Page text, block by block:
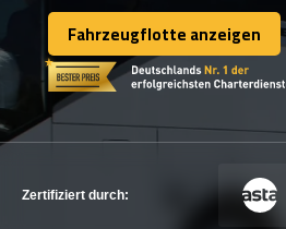
FLOTTE
KONTAKTIEREN SIE UNS
KONTAKTIEREN SIE UNS
Fahrzeugflotte anzeigen
Fahrzeugflotte anzeigen
Zertifiziert durch: